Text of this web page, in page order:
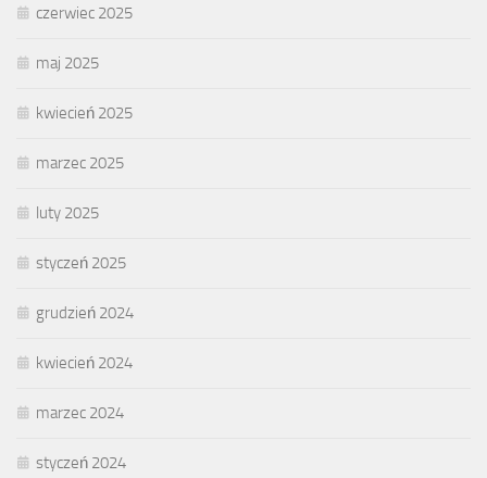
czerwiec 2025
maj 2025
kwiecień 2025
marzec 2025
luty 2025
styczeń 2025
grudzień 2024
kwiecień 2024
marzec 2024
styczeń 2024